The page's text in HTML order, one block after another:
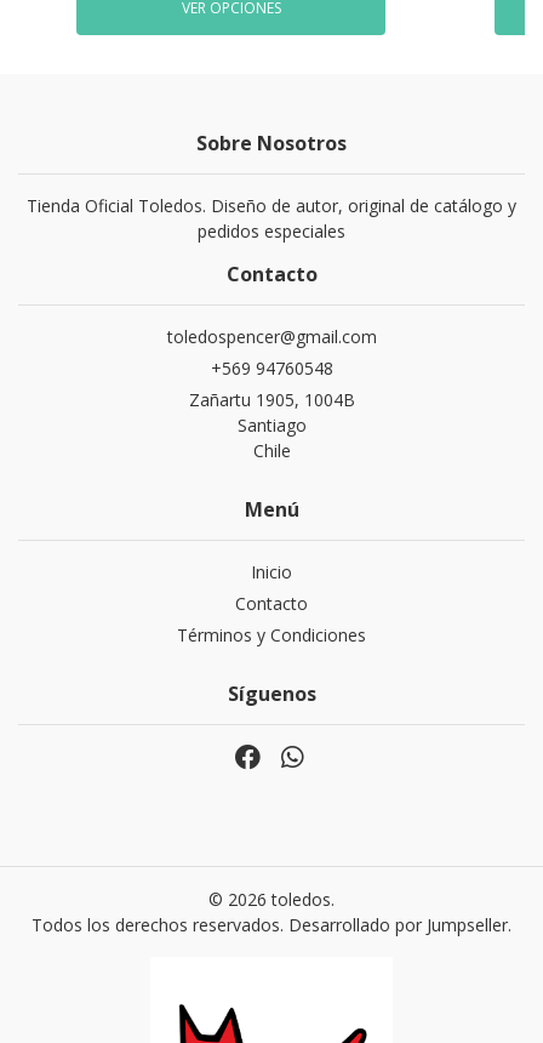
VER OPCIONES
Sobre Nosotros
Tienda Oficial Toledos. Diseño de autor, original de catálogo y
pedidos especiales
Contacto
toledospencer@gmail.com
+569 94760548
Zañartu 1905, 1004B
Santiago
Chile
Menú
Inicio
Contacto
Términos y Condiciones
Síguenos
© 2026 toledos.
Todos los derechos reservados. Desarrollado por Jumpseller.